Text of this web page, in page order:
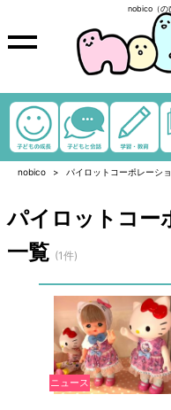
nobico（の
nobico パイロットコーポレーシ
パイロットコー
一覧 (1件)
ニュース